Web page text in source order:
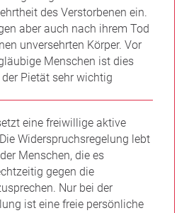
des Verstorbenen ein.
aber auch nach ihrem Tod
unversehrten Körper. Vor
Menschen ist dies
Pietät sehr wichtig
eine freiwillige aktive
Widerspruchsregelung lebt
Menschen, die es
gegen die
Nur bei der
ist eine freie persönliche